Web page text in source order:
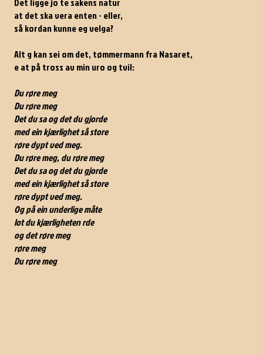
at det ska vera enten - eller,
så kordan kunne eg velga?
Alt g kan sei om det, tømmermann fra Nasaret,
e at på tross av min uro og tvil:
Du røre meg
Du røre meg
Det du sa og det du gjorde
med ein kjærlighet så store
røre dypt ved meg.
Du røre meg, du røre meg
Det du sa og det du gjorde
med ein kjærlighet så store
røre dypt ved meg.
Og på ein underlige måte
lot du kjærligheten rde
og det røre meg
røre meg
Du røre meg